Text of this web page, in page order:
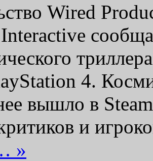
Wired
4.
вышло в
и
»